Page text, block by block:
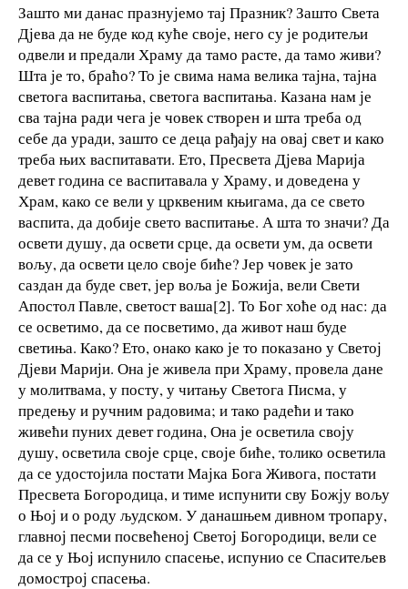
Зашто ми данас празнујемо тај Празник? Зашто Света
Дјева да не буде код куће своје, него су је родитељи
одвели и предали Храму да тамо расте, да тамо живи?
Шта је то, браћо? То је свима нама велика тајна, тајна
светога васпитања, светога васпитања. Казана нам је
сва тајна ради чега је човек створен и шта треба од
себе да уради, зашто се деца рађају на овај свет и како
треба њих васпитавати. Ето, Пресвета Дјева Марија
девет година се васпитавала у Храму, и доведена у
Храм, како се вели у црквеним књигама, да се свето
васпита, да добије свето васпитање. А шта то значи? Да
освети душу, да освети срце, да освети ум, да освети
вољу, да освети цело своје биће? Јер човек је зато
саздан да буде свет, јер воља је Божија, вели Свети
Апостол Павле, светост ваша[2]. То Бог хоће од нас: да
се осветимо, да се посветимо, да живот наш буде
светиња. Како? Ето, онако како је то показано у Светој
Дјеви Марији. Она је живела при Храму, провела дане
у молитвама, у посту, у читању Светога Писма, у
предењу и ручним радовима; и тако радећи и тако
живећи пуних девет година, Она је осветила своју
душу, осветила своје срце, своје биће, толико осветила
да се удостојила постати Мајка Бога Живога, постати
Пресвета Богородица, и тиме испунити сву Божју вољу
о Њој и о роду људском. У данашњем дивном тропару,
главној песми посвећеној Светој Богородици, вели се
да се у Њој испунило спасење, испунио се Спаситељев
домострој спасења.